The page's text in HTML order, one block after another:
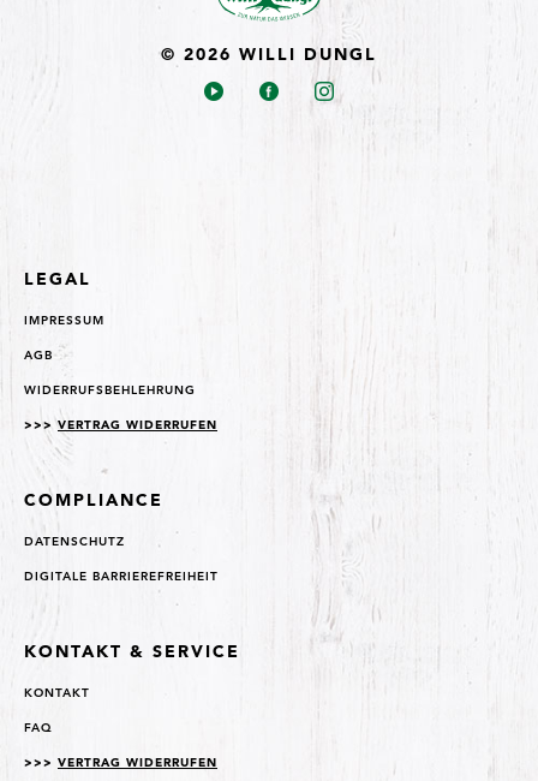
© 2026 WILLI DUNGL
LEGAL
IMPRESSUM
AGB
WIDERRUFSBEHLEHRUNG
>>> VERTRAG WIDERRUFEN
COMPLIANCE
DATENSCHUTZ
DIGITALE BARRIEREFREIHEIT
KONTAKT & SERVICE
KONTAKT
FAQ
>>> VERTRAG WIDERRUFEN